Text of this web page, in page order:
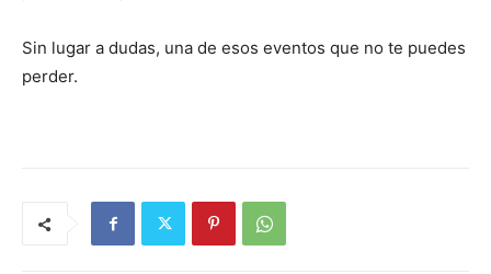
Sin lugar a dudas, una de esos eventos que no te puedes
perder.